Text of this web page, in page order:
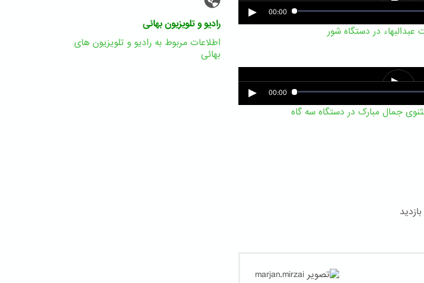
00:00
00:00
رادیو و تلویزیون بهائی
اطلاعات مربوط به رادیو و تلویزیون های
بهائی